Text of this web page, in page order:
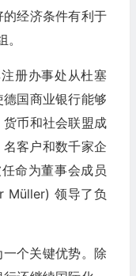
经济条件有利于
册办事处从杜塞
国商业银行能够
币和社会联盟成
客户和数千家企
命为董事会成员
Müller) 领导了负
个关键优势。除